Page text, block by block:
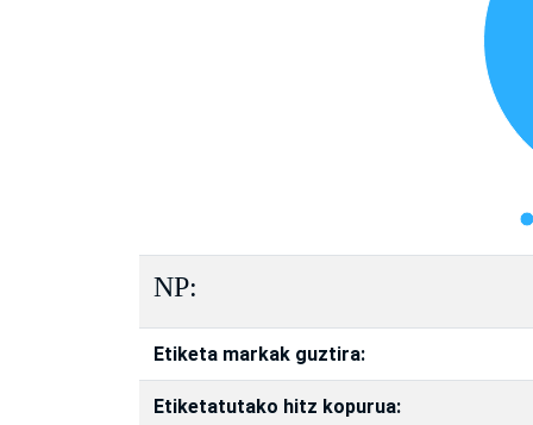
NP:
Etiketa markak guztira:
Etiketatutako hitz kopurua: